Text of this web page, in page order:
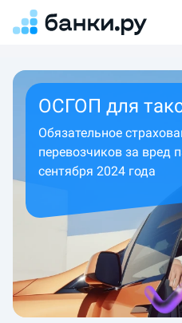
ОСГОП для
Обязательное
перевозчиков за вред
сентября 2024 года